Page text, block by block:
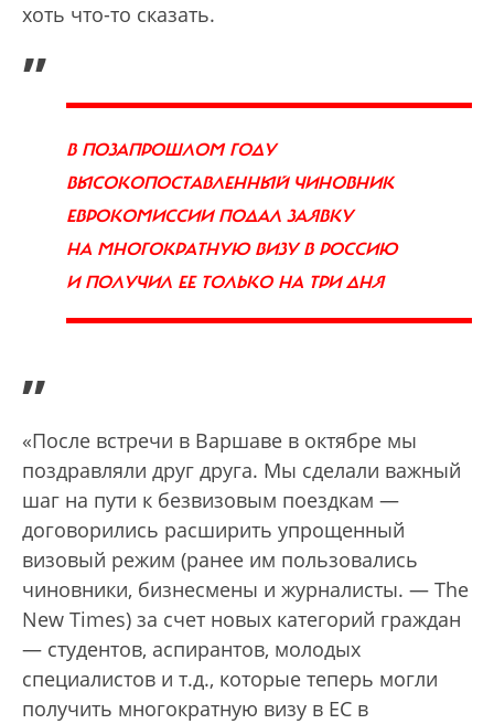
хоть что-то сказать.
„
В ПОЗАПРОШЛОМ ГОДУ
ВЫСОКОПОСТАВЛЕННЫЙ ЧИНОВНИК
ЕВРОКОМИССИИ ПОДАЛ ЗАЯВКУ
НА МНОГОКРАТНУЮ ВИЗУ В РОССИЮ
И ПОЛУЧИЛ ЕЕ ТОЛЬКО НА ТРИ ДНЯ
”
«После встречи в Варшаве в октябре мы
поздравляли друг друга. Мы сделали важный
шаг на пути к безвизовым поездкам —
договорились расширить упрощенный
визовый режим (ранее им пользовались
чиновники, бизнесмены и журналисты. — The
New Times) за счет новых категорий граждан
— студентов, аспирантов, молодых
специалистов и т.д., которые теперь могли
получить многократную визу в ЕС в